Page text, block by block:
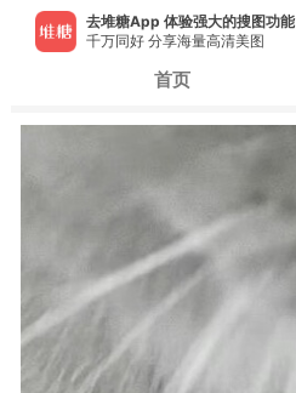
去堆糖App 体验强大的搜图功能
千万同好 分享海量高清美图
首页